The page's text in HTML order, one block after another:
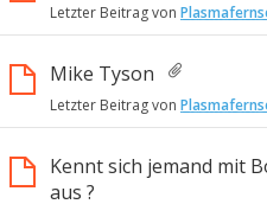
Letzter Beitrag von
Mike Tyson
Letzter Beitrag von
Kennt sich jemand mit
aus ?